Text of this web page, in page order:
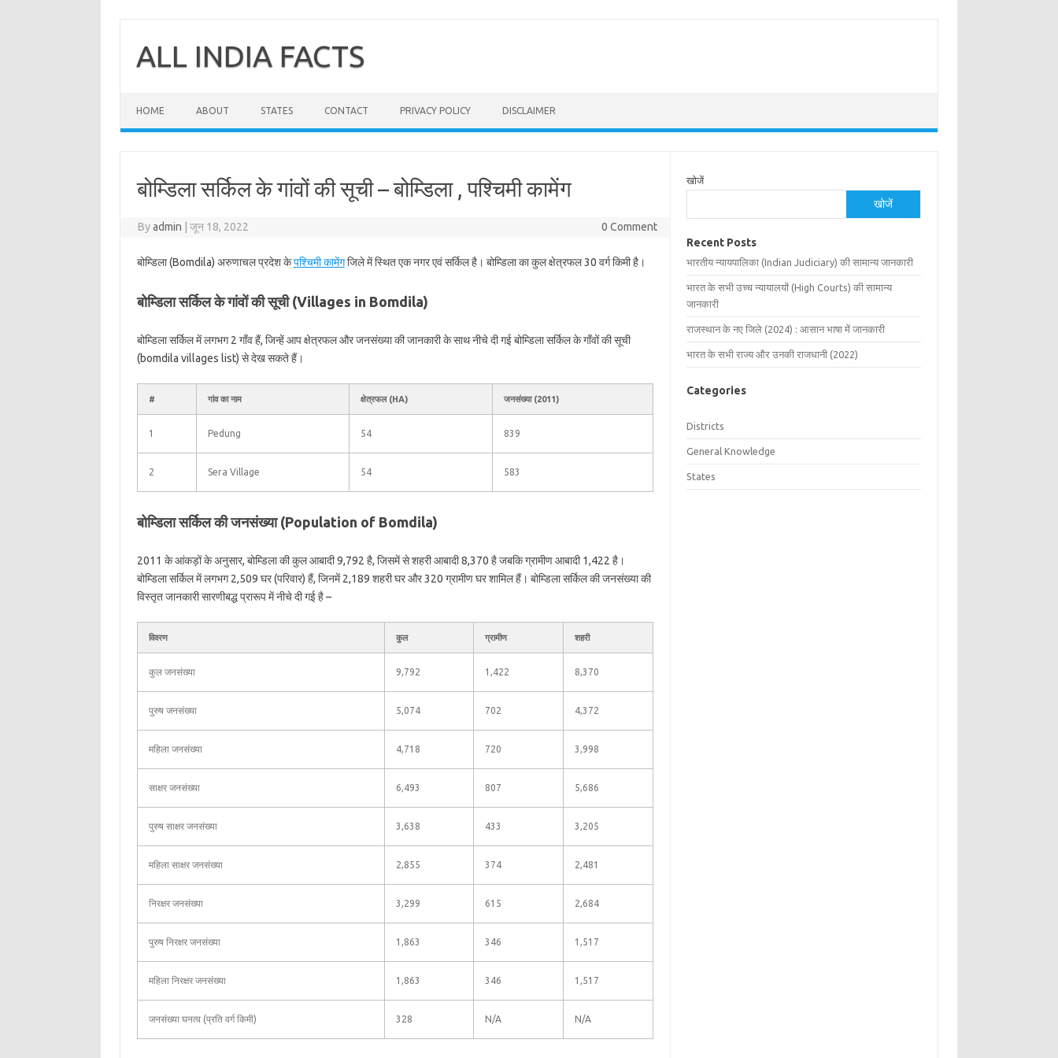
contentALL INDIA FACTS
HOME ABOUT STATES CONTACT PRIVACY POLICY DISCLAIMER
बोम्डिला सर्किल के गांवों की सूची – बोम्डिला , पश्चिमी कामेंग
Byadmin जून 18, 2022 0 Comment
बोम्डिला (Bomdila) अरुणाचल प्रदेश केपश्चिमी कामेंगजिले में स्थित एक नगर एवं सर्किल है। बोम्डिला का कुल क्षेत्रफल 30 वर्ग किमी है।
बोम्डिला सर्किल के गांवों की सूची (Villages in Bomdila)
बोम्डिला सर्किल में लगभग 2 गाँव हैं, जिन्हें आप क्षेत्रफल और जनसंख्या की जानकारी के साथ नीचे दी गई बोम्डिला सर्किल के गाँवों की सूची
(bomdila villages list) से देख सकते हैं।
# गांव का नाम क्षेत्रफल (HA) जनसंख्या (2011)
1 Pedung 54 839
2 Sera Village 54 583
बोम्डिला सर्किल की जनसंख्या (Population of Bomdila)
2011 के आंकड़ों के अनुसार, बोम्डिला की कुल आबादी 9,792 है, जिसमें से शहरी आबादी 8,370 है जबकि ग्रामीण आबादी 1,422 है।
बोम्डिला सर्किल में लगभग 2,509 घर (परिवार) हैं, जिनमें 2,189 शहरी घर और 320 ग्रामीण घर शामिल हैं। बोम्डिला सर्किल की जनसंख्या की
विस्तृत जानकारी सारणीबद्ध प्रारूप में नीचे दी गई है –
विवरण कुल ग्रामीण शहरी
कुल जनसंख्या 9,792 1,422 8,370
पुरुष जनसंख्या 5,074 702 4,372
महिला जनसंख्या 4,718 720 3,998
साक्षर जनसंख्या 6,493 807 5,686
पुरुष साक्षर जनसंख्या 3,638 433 3,205
महिला साक्षर जनसंख्या 2,855 374 2,481
निरक्षर जनसंख्या 3,299 615 2,684
पुरुष निरक्षर जनसंख्या 1,863 346 1,517
महिला निरक्षर जनसंख्या 1,863 346 1,517
जनसंख्या घनत्व (प्रति वर्ग किमी) 328 N/A N/A
खोजें
खोजें
Recent Posts
भारतीय न्यायपालिका (Indian Judiciary) की सामान्य जानकारी
भारत के सभी उच्च न्यायालयों (High Courts) की सामान्य
जानकारी
राजस्थान के नए जिले (2024) : आसान भाषा में जानकारी
भारत के सभी राज्य और उनकी राजधानी (2022)
Categories
Districts
General Knowledge
States